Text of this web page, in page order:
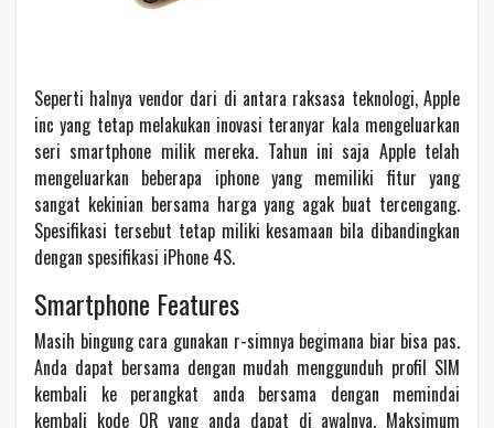
Seperti halnya vendor dari di antara raksasa teknologi, Apple
inc yang tetap melakukan inovasi teranyar kala mengeluarkan
seri smartphone milik mereka. Tahun ini saja Apple telah
mengeluarkan beberapa iphone yang memiliki fitur yang
sangat kekinian bersama harga yang agak buat tercengang.
Spesifikasi tersebut tetap miliki kesamaan bila dibandingkan
dengan spesifikasi iPhone 4S.
Smartphone Features
Masih bingung cara gunakan r-simnya begimana biar bisa pas.
Anda dapat bersama dengan mudah menggunduh profil SIM
kembali ke perangkat anda bersama dengan memindai
kembali kode QR yang anda dapat di awalnya. Maksimum